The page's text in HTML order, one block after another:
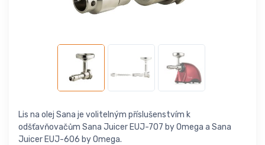
Lis na olej Sana je volitelným příslušenstvím k
odšťavňovačům Sana Juicer EUJ-707 by Omega a Sana
Juicer EUJ-606 by Omega.